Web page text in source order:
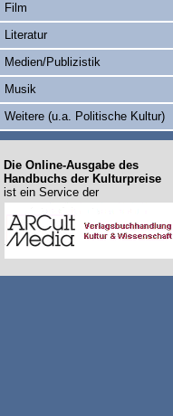
Film
Literatur
Medien/Publizistik
Musik
Weitere (u.a. Politische Kultur)
Die Online-Ausgabe des
Handbuchs der Kulturpreise
ist ein Service der